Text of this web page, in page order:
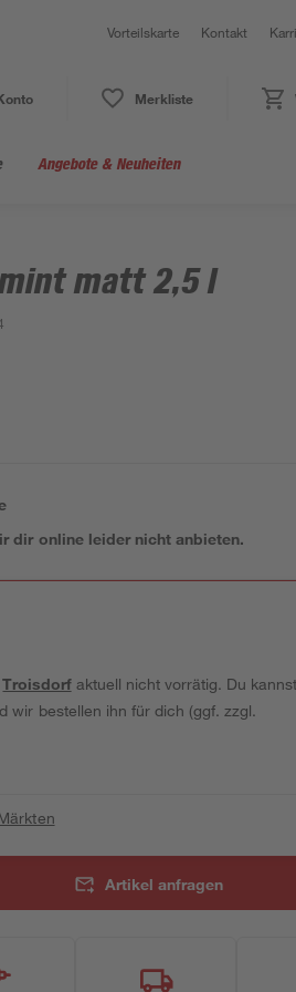
Vorteilskarte Kontakt
Merkliste
Angebote & Neuheiten
matt 2,5 l
dir online leider nicht anbieten.
Troisdorfaktuell nicht vorrätig. Du
wir bestellen ihn für dich (ggf. zzgl.
Artikel anfragen